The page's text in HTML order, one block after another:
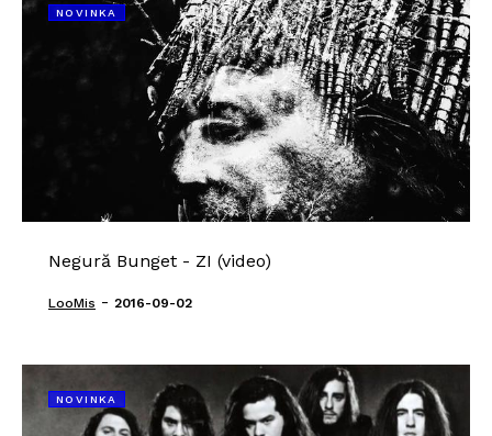
NOVINKA
Negură Bunget - ZI (video)
LooMis - 2016-09-02
NOVINKA